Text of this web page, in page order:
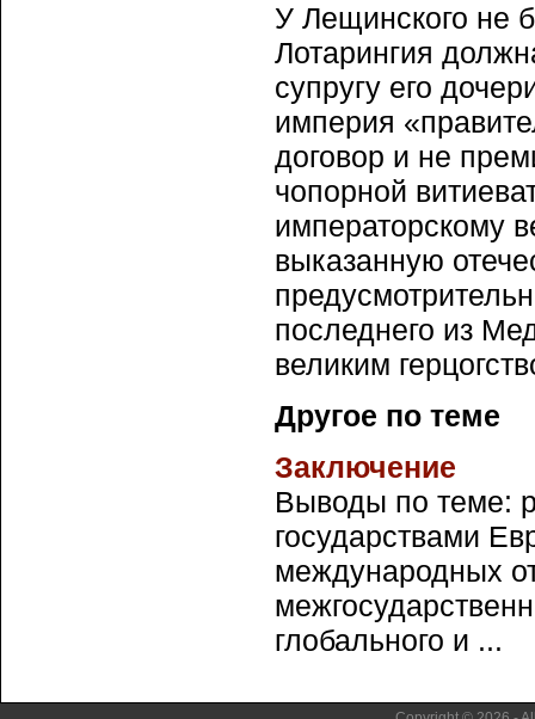
У Лещинского не
Лотарингия
супругу его
империя
договор и не
чопорной
императорскому
выказанную
последнего из
великим
Другое по теме
Заключение
Выводы по теме:
государствами
международных
глобального и ...